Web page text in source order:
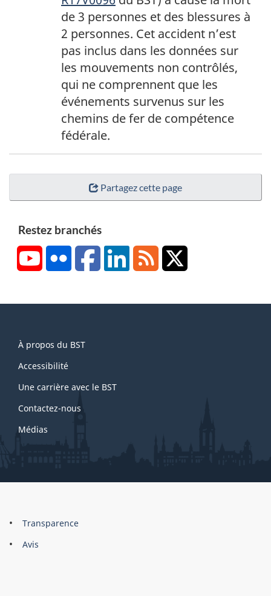
e
2
de 3 personnes et des blessures à
2 personnes. Cet accident n’est
pas inclus dans les données sur
les mouvements non contrôlés,
qui ne comprennent que les
événements survenus sur les
chemins de fer de compétence
fédérale.
Partagez cette page
Restez branchés
YouTubeFlickr FacebookLinkedInRSS
this
site
À propos du BST
Accessibilité
Une carrière avec le BST
Contactez-nous
Médias
About
this
Brand
Transparence
Avis